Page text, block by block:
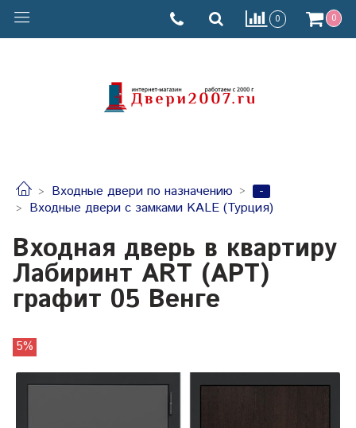
0 0
Входные двери по назначению
-
Входные двери с замками KALE (Турция)
Входная дверь в квартиру
Лабиринт ART (АРТ)
графит 05 Венге
5%